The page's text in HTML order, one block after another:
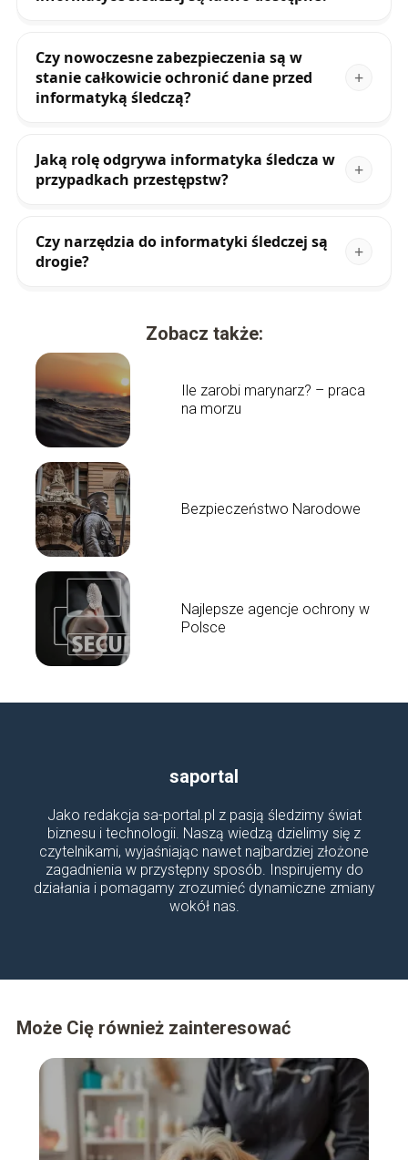
Czy nowoczesne zabezpieczenia są w
stanie całkowicie ochronić dane przed
informatyką śledczą?
Jaką rolę odgrywa informatyka śledcza w
przypadkach przestępstw?
Czy narzędzia do informatyki śledczej są
drogie?
Zobacz także:
Ile zarobi marynarz? – praca
na morzu
Bezpieczeństwo Narodowe
Najlepsze agencje ochrony w
Polsce
saportal
Jako redakcja sa-portal.pl z pasją śledzimy świat
biznesu i technologii. Naszą wiedzą dzielimy się z
czytelnikami, wyjaśniając nawet najbardziej złożone
zagadnienia w przystępny sposób. Inspirujemy do
działania i pomagamy zrozumieć dynamiczne zmiany
wokół nas.
Może Cię również zainteresować